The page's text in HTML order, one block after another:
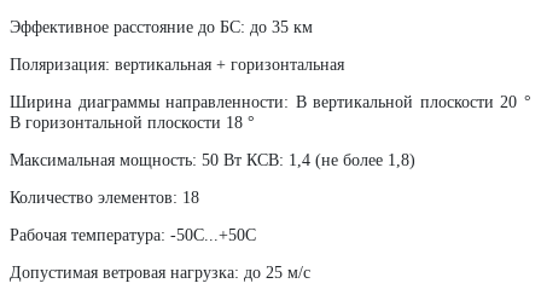
Эффективное расстояние до БС: до 35 км
Поляризация: вертикальная + горизонтальная
Ширина диаграммы направленности: В вертикальной плоскости 20 °
В горизонтальной плоскости 18 °
Максимальная мощность: 50 Вт КСВ: 1,4 (не более 1,8)
Количество элементов: 18
Рабочая температура: -50С...+50С
Допустимая ветровая нагрузка: до 25 м/с